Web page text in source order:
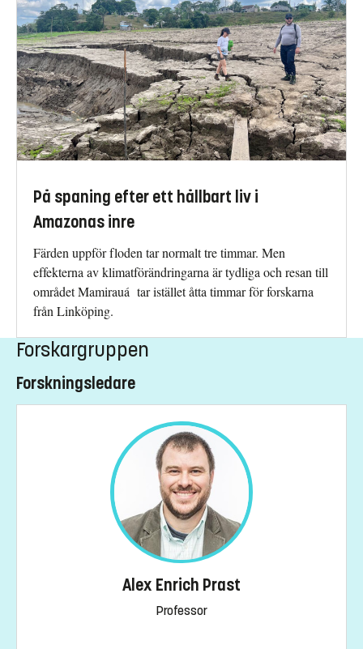
På spaning efter ett hållbart liv i
Amazonas inre
Färden uppför floden tar normalt tre timmar. Men
effekterna av klimatförändringarna är tydliga och resan till
området Mamirauá tar istället åtta timmar för forskarna
från Linköping.
Forskargruppen
Forskningsledare
Alex Enrich Prast
Professor